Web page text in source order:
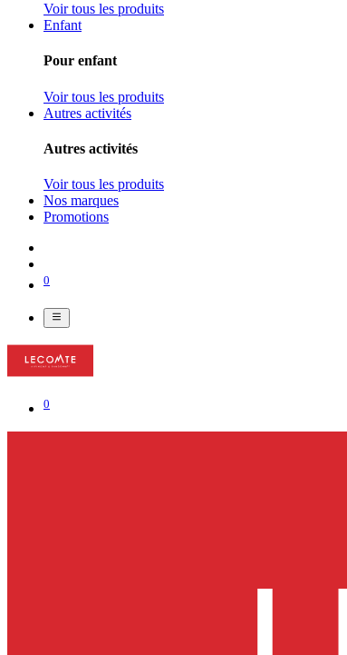
Voir tous les produits
Enfant
Pour enfant
Voir tous les produits
Autres activités
Autres activités
Voir tous les produits
Nos marques
Promotions
0
0